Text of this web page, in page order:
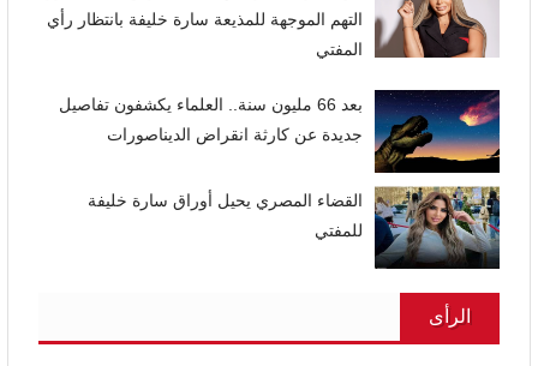
التهم الموجهة للمذيعة سارة خليفة بانتظار رأي
المفتي
بعد 66 مليون سنة.. العلماء يكشفون تفاصيل
جديدة عن كارثة انقراض الديناصورات
القضاء المصري يحيل أوراق سارة خليفة
للمفتي
الرأى